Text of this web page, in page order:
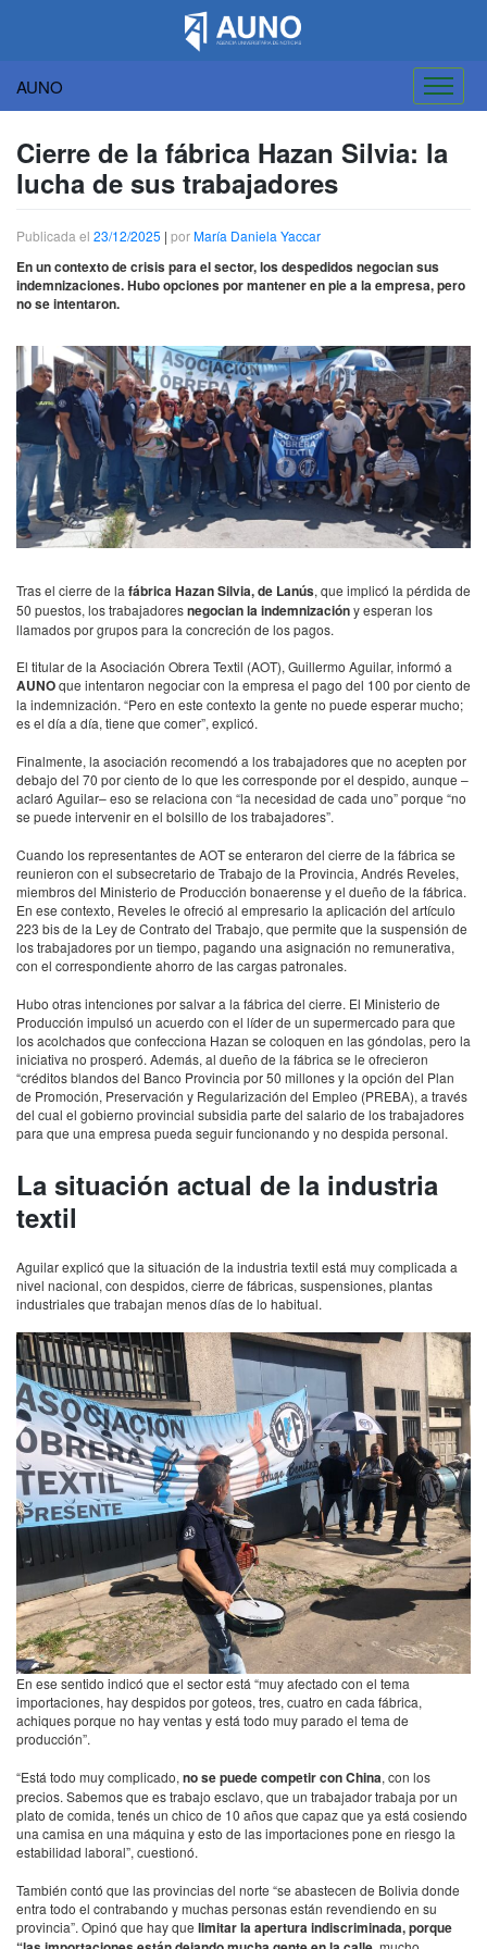
AUNO
contenido
Cierre de la fábrica Hazan Silvia: la
lucha de sus trabajadores
Publicada el 23/12/2025 | porMaría Daniela Yaccar
En un contexto de crisis para el sector, los despedidos negocian sus
indemnizaciones. Hubo opciones por mantener en pie a la empresa, pero
no se intentaron.
Tras el cierre de la fábrica Hazan Silvia, de Lanús, que implicó la pérdida de
50 puestos, los trabajadoresnegocian la indemnizacióny esperan los
llamados por grupos para la concreción de los pagos.
El titular de la Asociación Obrera Textil (AOT), Guillermo Aguilar, informó a
AUNOque intentaron negociar con la empresa el pago del 100 por ciento de
la indemnización. “Pero en este contexto la gente no puede esperar mucho;
es el día a día, tiene que comer”, explicó.
Finalmente, la asociación recomendó a los trabajadores que no acepten por
debajo del 70 por ciento de lo que les corresponde por el despido, aunque –
aclaró Aguilar– eso se relaciona con “la necesidad de cada uno” porque “no
se puede intervenir en el bolsillo de los trabajadores”.
Cuando los representantes de AOT se enteraron del cierre de la fábrica se
reunieron con el subsecretario de Trabajo de la Provincia, Andrés Reveles,
miembros del Ministerio de Producción bonaerense y el dueño de la fábrica.
En ese contexto, Reveles le ofreció al empresario la aplicación del artículo
223 bis de la Ley de Contrato del Trabajo, que permite que la suspensión de
los trabajadores por un tiempo, pagando una asignación no remunerativa,
con el correspondiente ahorro de las cargas patronales.
Hubo otras intenciones por salvar a la fábrica del cierre. El Ministerio de
Producción impulsó un acuerdo con el líder de un supermercado para que
los acolchados que confecciona Hazan se coloquen en las góndolas, pero la
iniciativa no prosperó. Además, al dueño de la fábrica se le ofrecieron
“créditos blandos del Banco Provincia por 50 millones y la opción del Plan
de Promoción, Preservación y Regularización del Empleo (PREBA), a través
del cual el gobierno provincial subsidia parte del salario de los trabajadores
para que una empresa pueda seguir funcionando y no despida personal.
La situación actual de la industria
textil
Aguilar explicó que la situación de la industria textil está muy complicada a
nivel nacional, con despidos, cierre de fábricas, suspensiones, plantas
industriales que trabajan menos días de lo habitual.
En ese sentido indicó que el sector está “muy afectado con el tema
importaciones, hay despidos por goteos, tres, cuatro en cada fábrica,
achiques porque no hay ventas y está todo muy parado el tema de
producción”.
“Está todo muy complicado, no se puede competir con China, con los
precios. Sabemos que es trabajo esclavo, que un trabajador trabaja por un
plato de comida, tenés un chico de 10 años que capaz que ya está cosiendo
una camisa en una máquina y esto de las importaciones pone en riesgo la
estabilidad laboral”, cuestionó.
También contó que las provincias del norte “se abastecen de Bolivia donde
entra todo el contrabando y muchas personas están revendiendo en su
provincia”. Opinó que hay que limitar la apertura indiscriminada, porque